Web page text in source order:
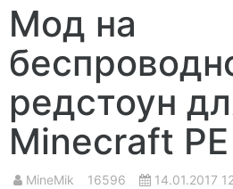
Мод на
редстоун
Minecraft PE
MineMik 16596 14.01.2017